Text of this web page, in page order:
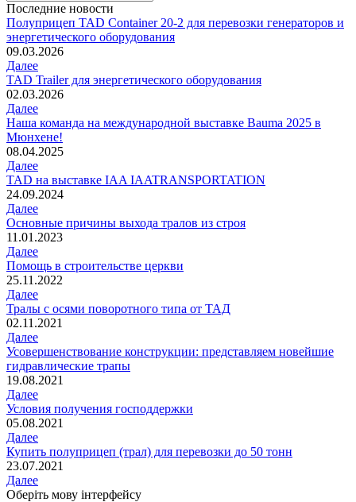
Последние новости
Полуприцеп TAD Container 20-2 для перевозки генераторов и
энергетического оборудования
09.03.2026
Далее
TAD Trailer для энергетического оборудования
02.03.2026
Далее
Наша команда на международной выставке Bauma 2025 в
Мюнхене!
08.04.2025
Далее
TAD на выставке IAA IAATRANSPORTATION
24.09.2024
Далее
Основные причины выхода тралов из строя
11.01.2023
Далее
Помощь в строительстве церкви
25.11.2022
Далее
Тралы с осями поворотного типа от ТАД
02.11.2021
Далее
Усовершенствование конструкции: представляем новейшие
гидравлические трапы
19.08.2021
Далее
Условия получения господдержки
05.08.2021
Далее
Купить полуприцеп (трал) для перевозки до 50 тонн
23.07.2021
Далее
Оберіть мову інтерфейсу